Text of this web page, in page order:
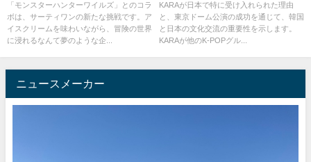
ボ特別アイテムが付属
「モンスターハンターワイルズ」とのコラ
ボは、サーティワンの新たな挑戦です。ア
イスクリームを味わいながら、冒険の世界
に浸れるなんて夢のような企...
京ドーム公演とカラヤンの無観
客演奏会
KARAが日本で特に受け入れられた理由
と、東京ドーム公演の成功を通じて、韓国
と日本の文化交流の重要性を示します。
KARAが他のK-POPグル...
ニュースメーカー